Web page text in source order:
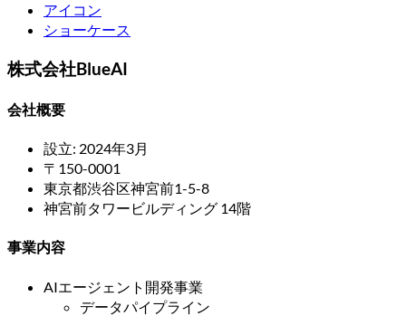
アイコン
ショーケース
株式会社BlueAI
会社概要
設立: 2024年3月
〒150-0001
東京都渋谷区神宮前1-5-8
神宮前タワービルディング 14階
事業内容
AIエージェント開発事業
データパイプライン